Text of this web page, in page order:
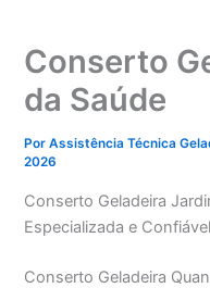
Conserto
da Saúde
PorAssistência Técnica
2026
Conserto Geladeira
Especializada e Confiável
Conserto Geladeira